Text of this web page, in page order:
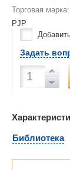
Торговая марка:
PJP
Задать
Библиотека